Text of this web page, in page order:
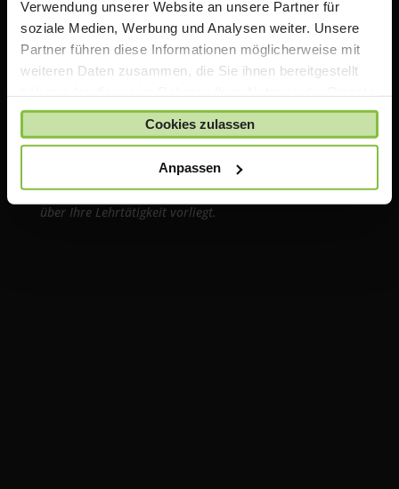
Verwendung unserer Website an unsere Partner für
soziale Medien, Werbung und Analysen weiter. Unsere
Partner führen diese Informationen möglicherweise mit
weiteren Daten zusammen, die Sie ihnen bereitgestellt
gesammelt haben.
Cookies zulassen
Anpassen
Wichtiger Hinweis
Die auf TeacherStore.de gezeigten Preise beinhalten
Für den Einkauf im TeacherStore.de benötigen Sie einen
aktuellen Nachweis über Ihre Lehrtätigkeit an einer
anerkannten Bildungseinrichtung.
Die Ware wird erst bestellt und geliefert, sobald Ihre
Zahlung bei uns eingegangen ist und uns Ihr Nachweis
über Ihre Lehrtätigkeit vorliegt.